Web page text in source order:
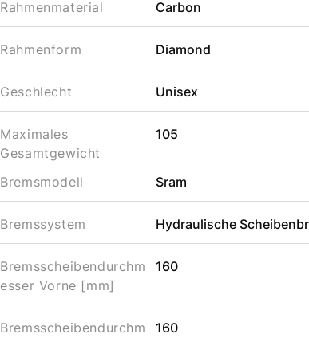
Rahmenmaterial Carbon
Rahmenform Diamond
Geschlecht Unisex
Maximales
Gesamtgewicht
105
Bremsmodell Sram
Bremssystem Hydraulische
Bremsscheibendurchm
esser Vorne [mm]
160
Bremsscheibendurchm
160